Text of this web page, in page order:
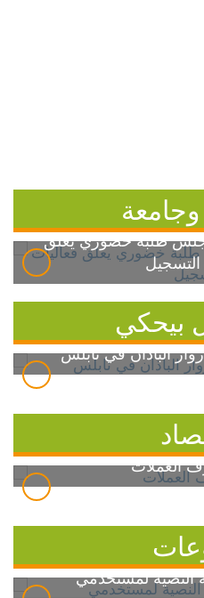
مجلس طلبة خضوري يعلق
التسجيل
بيحكي
الباذان في نابلس
العملات
النصية لمستخدمي